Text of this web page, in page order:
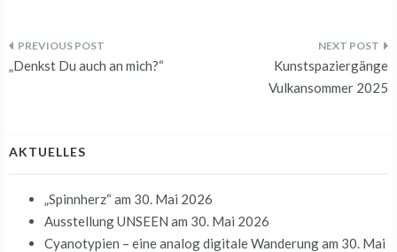
Beitrags-
„Denkst Du auch an mich?“
Kunstspaziergänge
Vulkansommer 2025
AKTUELLES
„Spinnherz“ am 30. Mai 2026
Ausstellung UNSEEN am 30. Mai 2026
Cyanotypien – eine analog digitale Wanderungam 30. Mai